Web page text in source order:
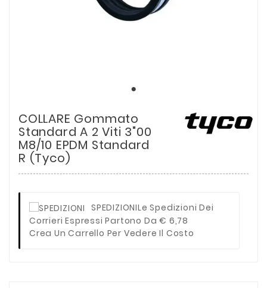
COLLARE Gommato
Standard A 2 Viti 3"00
M8/10 EPDM Standard
R (tyco)
SPEDIZIONILe Spedizioni Dei
Corrieri Espressi Partono Da € 6,78
Crea Un Carrello Per Vedere Il Costo